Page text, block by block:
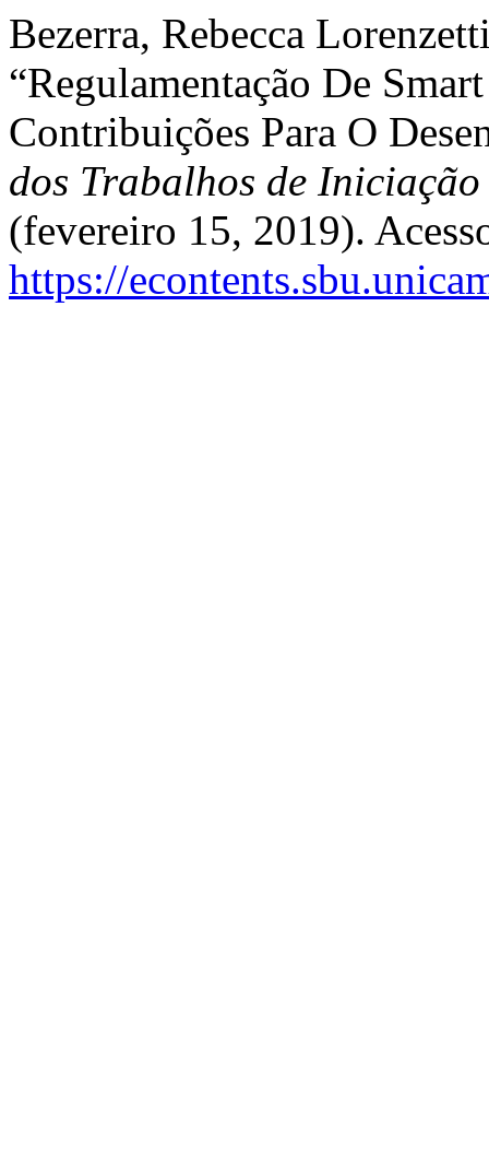
Bezerra, Rebecca
“Regulamentação De
Contribuições Para O
dos Trabalhos de
(fevereiro 15, 2019).
https://